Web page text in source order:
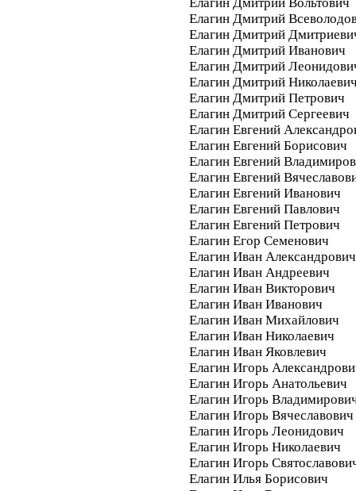
Елагин Дмитрий
Елагин Дмитрий
Елагин Дмитрий Иванович
Елагин Дмитрий
Елагин Дмитрий
Елагин Дмитрий Петрович
Елагин Дмитрий Сергеевич
Елагин Евгений
Елагин Евгений Борисович
Елагин Евгений
Елагин Евгений
Елагин Евгений Иванович
Елагин Евгений Павлович
Елагин Евгений Петрович
Елагин Егор Семенович
Елагин Иван Александрович
Елагин Иван Андреевич
Елагин Иван Викторович
Елагин Иван Иванович
Елагин Иван Михайлович
Елагин Иван Николаевич
Елагин Иван Яковлевич
Елагин Игорь
Елагин Игорь Анатольевич
Елагин Игорь
Елагин Игорь Вячеславович
Елагин Игорь Леонидович
Елагин Игорь Николаевич
Елагин Игорь
Елагин Илья Борисович